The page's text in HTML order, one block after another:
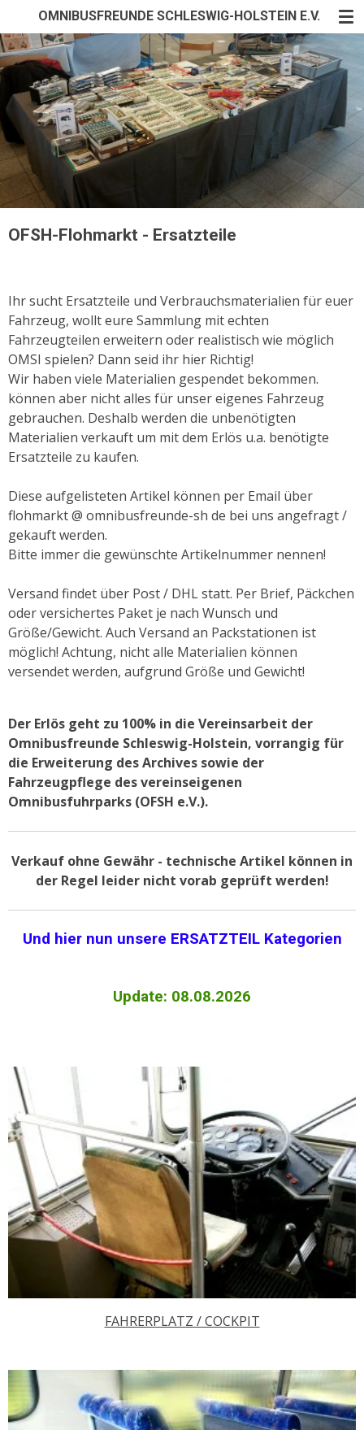
Hauptinhalt
springen
OMNIBUSFREUNDE SCHLESWIG-HOLSTEIN E.V.
OFSH-Flohmarkt - Ersatzteile
Ihr sucht Ersatzteile und Verbrauchsmaterialien für euer
Fahrzeug, wollt eure Sammlung mit echten
Fahrzeugteilen erweitern oder realistisch wie möglich
OMSI spielen? Dann seid ihr hier Richtig!
Wir haben viele Materialien gespendet bekommen.
können aber nicht alles für unser eigenes Fahrzeug
gebrauchen. Deshalb werden die unbenötigten
Materialien verkauft um mit dem Erlös u.a. benötigte
Ersatzteile zu kaufen.
Diese aufgelisteten Artikel können per Email über
flohmarkt @ omnibusfreunde-sh de bei uns angefragt /
gekauft werden.
Bitte immer die gewünschte Artikelnummer nennen!
Versand findet über Post / DHL statt. Per Brief, Päckchen
oder versichertes Paket je nach Wunsch und
Größe/Gewicht. Auch Versand an Packstationen ist
möglich! Achtung, nicht alle Materialien können
versendet werden, aufgrund Größe und Gewicht!
Der Erlös geht zu 100% in die Vereinsarbeit der
Omnibusfreunde Schleswig-Holstein, vorrangig für
die Erweiterung des Archives sowie der
Fahrzeugpflege des vereinseigenen
Omnibusfuhrparks (OFSH e.V.).
Verkauf ohne Gewähr - technische Artikel können in
der Regel leider nicht vorab geprüft werden!
Und hier nun unsere ERSATZTEIL Kategorien
Update: 08.08.2026
FAHRERPLATZ / COCKPIT